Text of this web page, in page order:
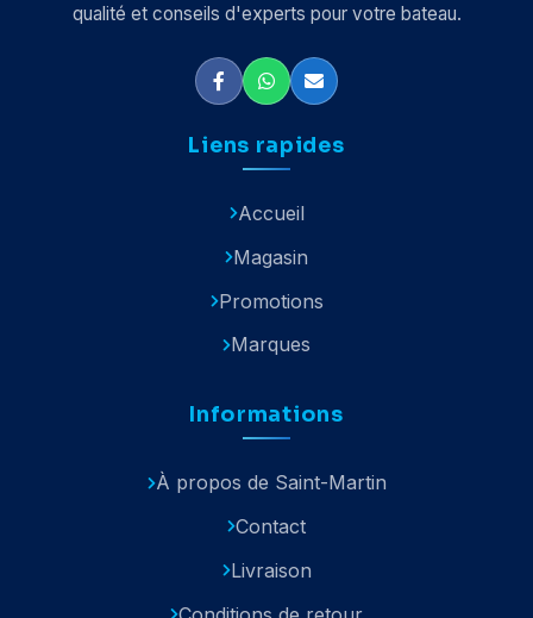
qualité et conseils d'experts pour votre bateau.
Liens rapides
Accueil
Magasin
Promotions
Marques
Informations
À propos de Saint-Martin
Contact
Livraison